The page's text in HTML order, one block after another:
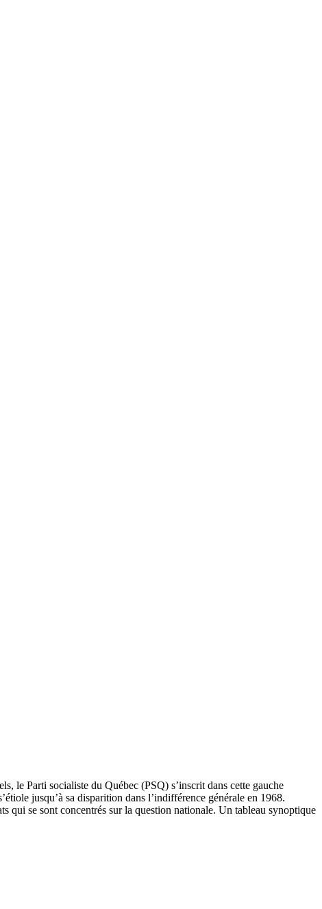
le Parti socialiste du Québec (PSQ) s’inscrit dans cette gauche
jusqu’à sa disparition dans l’indifférence générale en 1968.
qui se sont concentrés sur la question nationale. Un tableau synoptique